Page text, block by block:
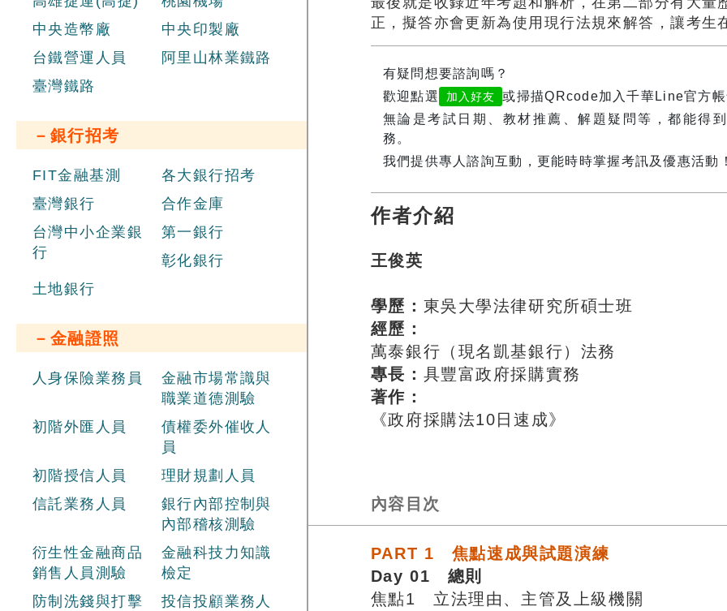
中央造幣廠
中央印製廠
台鐵營運人員
阿里山林業鐵路
臺灣鐵路
－銀行招考
FIT金融基測
各大銀行招考
臺灣銀行
合作金庫
台灣中小企業銀
行
第一銀行
彰化銀行
土地銀行
－金融證照
人身保險業務員
金融市場常識與
職業道德測驗
初階外匯人員
債權委外催收人
員
初階授信人員
理財規劃人員
信託業務人員
銀行內部控制與
內部稽核測驗
衍生性金融商品
銷售人員測驗
金融科技力知識
檢定
防制洗錢與打擊
投信投顧業務人
正，擬答亦會更新為使用現行法規來解答，讓考生
有疑問想要諮詢嗎？
歡迎點選
加入好友
或掃描QRcode加入千華Line官方
無論是考試日期、教材推薦、解題疑問等，都能得
務。
我們提供專人諮詢互動，更能時時掌握考訊及優惠活動
作者介紹
王俊英
學歷： 東吳大學法律研究所碩士班
經歷：
萬泰銀行（現名凱基銀行）法務
專長： 具豐富政府採購實務
著作：
《政府採購法10日速成》
內容目次
PART 1 焦點速成與試題演練
Day 01 總則
焦點1 立法理由、主管及上級機關